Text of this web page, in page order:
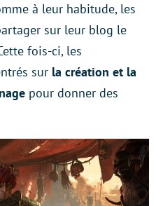
à leur habitude, les
sur leur blog le
fois-ci, les
sur la création et la
pour donner des